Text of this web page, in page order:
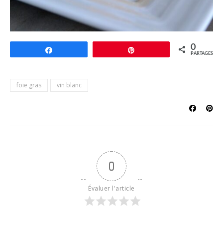
0
PARTAGES
foie gras vin blanc
0
Évaluer l'article